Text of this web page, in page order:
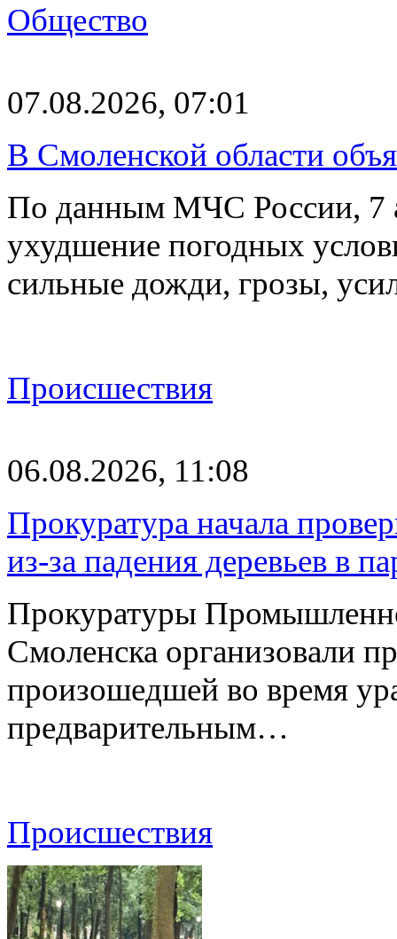
Общество
07.08.2026, 07:01
В Смоленской области
По данным МЧС России, 7
ухудшение погодных
сильные дожди, грозы,
Происшествия
06.08.2026, 11:08
Прокуратура начала
из-за падения деревьев в
Прокуратуры
Смоленска организовали
произошедшей во время
предварительным…
Происшествия